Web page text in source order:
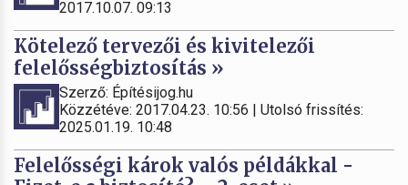
2017.10.07. 09:13
Kötelező tervezői és kivitelezői
felelősségbiztosítás »
Szerző: Építésijog.hu
Közzétéve: 2017.04.23. 10:56 | Utolsó frissítés:
2025.01.19. 10:48
Felelősségi károk valós példákkal -